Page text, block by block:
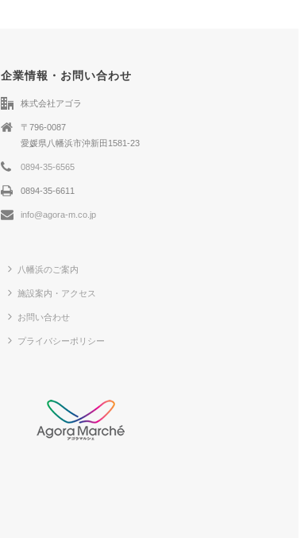
企業情報・お問い合わせ
株式会社アゴラ
〒796-0087
愛媛県八幡浜市沖新田1581-23
0894-35-6565
0894-35-6611
info@agora-m.co.jp
八幡浜のご案内
施設案内・アクセス
お問い合わせ
プライバシーポリシー